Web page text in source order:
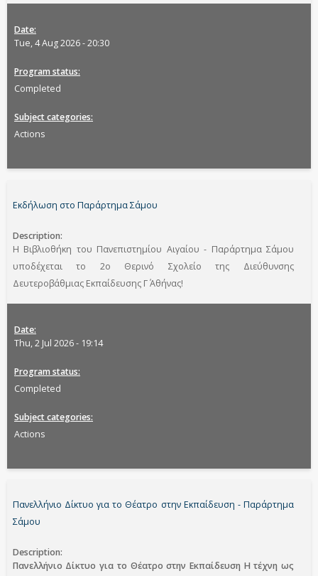
Date
Tue, 4 Aug 2026 - 20:30
Program status
Completed
Subject categories
Actions
Εκδήλωση στο Παράρτημα Σάμου
Description
Η Βιβλιοθήκη του Πανεπιστημίου Αιγαίου - Παράρτημα Σάμου
υποδέχεται το 2ο Θερινό Σχολείο της Διεύθυνσης
Δευτεροβάθμιας Εκπαίδευσης Γ΄ Αθήνας!
Date
Thu, 2 Jul 2026 - 19:14
Program status
Completed
Subject categories
Actions
Πανελλήνιο Δίκτυο για το Θέατρο στην Εκπαίδευση - Παράρτημα
Σάμου
Description
Πανελλήνιο Δίκτυο για το Θέατρο στην Εκπαίδευση Η τέχνη ως